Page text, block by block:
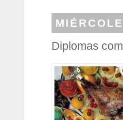
Diplomas